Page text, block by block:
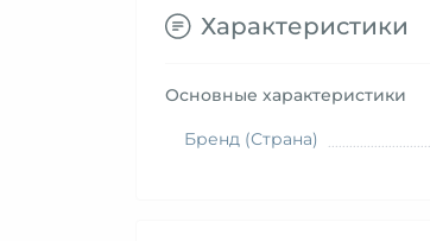
Характеристики
Основные характеристики
Бренд (Страна)